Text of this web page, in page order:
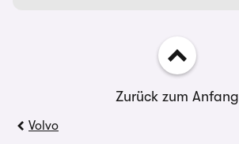
Zurück zum Anfang
Volvo